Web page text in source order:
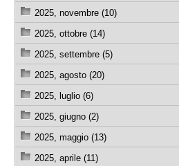
2025, novembre (10)
2025, ottobre (14)
2025, settembre (5)
2025, agosto (20)
2025, luglio (6)
2025, giugno (2)
2025, maggio (13)
2025, aprile (11)